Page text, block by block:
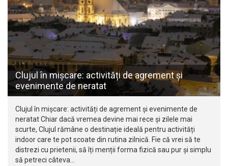
Clujul în mișcare: activități de agrement și
evenimente de neratat
Clujul în mișcare: activități de agrement și evenimente de
neratat Chiar dacă vremea devine mai rece și zilele mai
scurte, Clujul rămâne o destinație ideală pentru activități
indoor care te pot scoate din rutina zilnică. Fie că vrei să te
distrezi cu prietenii, să îți menții forma fizică sau pur și simplu
să petreci câteva…